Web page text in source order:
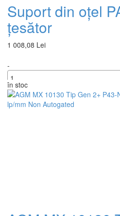
Suport din oțel
țesător
1 008,08 Lei
-
+
în stoc